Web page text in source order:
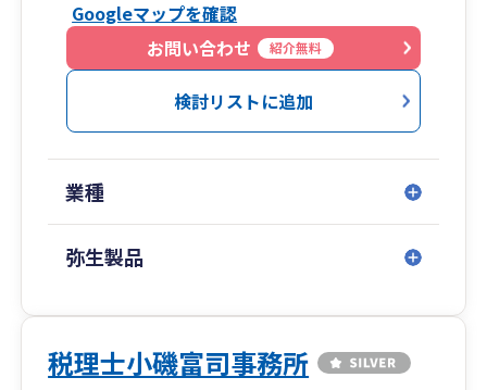
Googleマップを確認
お問い合わせ
紹介無料
検討リストに追加
業種
弥生製品
税理士小磯富司事務所